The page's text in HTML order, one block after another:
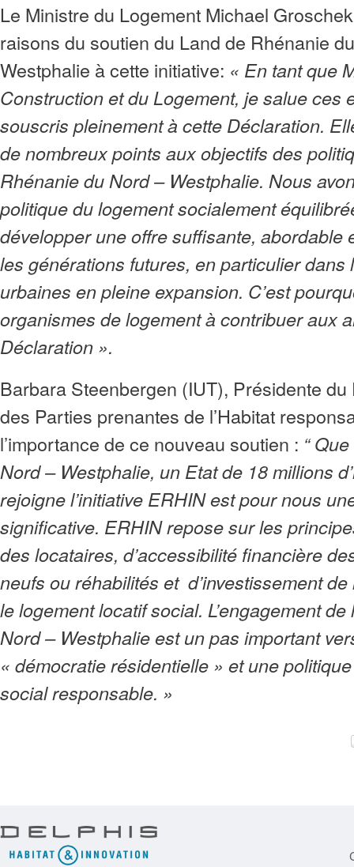
Le Ministre du Logement Michael
raisons du soutien du Land de Rhénanie
Westphalie à cette initiative: « En tant que
Construction et du Logement, je salue ces
souscris pleinement à cette Déclaration.
de nombreux points aux objectifs des
Rhénanie du Nord – Westphalie. Nous
politique du logement socialement
développer une offre suffisante, abordable
les générations futures, en particulier dans
urbaines en pleine expansion. C’est
organismes de logement à contribuer aux
Déclaration ».
Barbara Steenbergen (IUT), Présidente
des Parties prenantes de l’Habitat
l’importance de ce nouveau soutien : “
Nord – Westphalie, un Etat de 18 millions
rejoigne l’initiative ERHIN est pour nous
significative. ERHIN repose sur les
des locataires, d’accessibilité financière
neufs ou réhabilités et d’investissement
le logement locatif social. L’engagement
Nord – Westphalie est un pas important
« démocratie résidentielle » et une
social responsable. »